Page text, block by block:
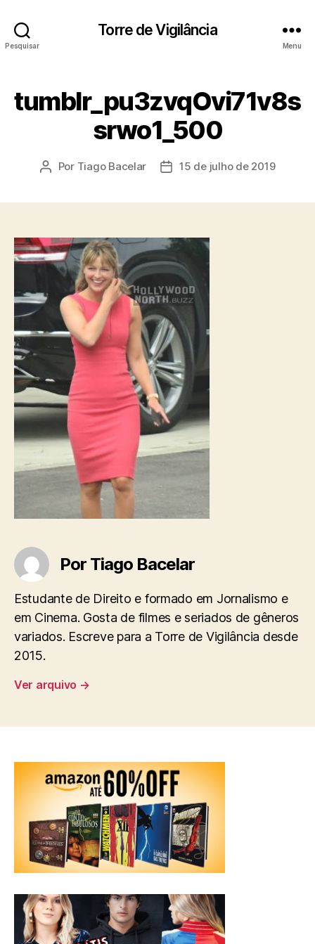
Pesquisar
Torre de Vigilância
Menu
tumblr_pu3zvqOvi71v8s
srwo1_500
Autor
Por Tiago Bacelar
Data15 de julho de 2019
Por Tiago Bacelar
Estudante de Direito e formado em Jornalismo e
em Cinema. Gosta de filmes e seriados de gêneros
variados. Escreve para a Torre de Vigilância desde
2015.
Ver arquivo →